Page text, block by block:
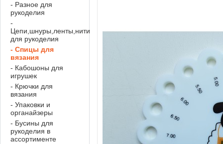
- Разное для
рукоделия
-
Цепи,шнуры,ленты,нити
для рукоделия
- Спицы для
вязания
- Кабошоны для
игрушек
- Крючки для
вязания
- Упаковки и
органайзеры
- Бусины для
рукоделия в
ассортименте